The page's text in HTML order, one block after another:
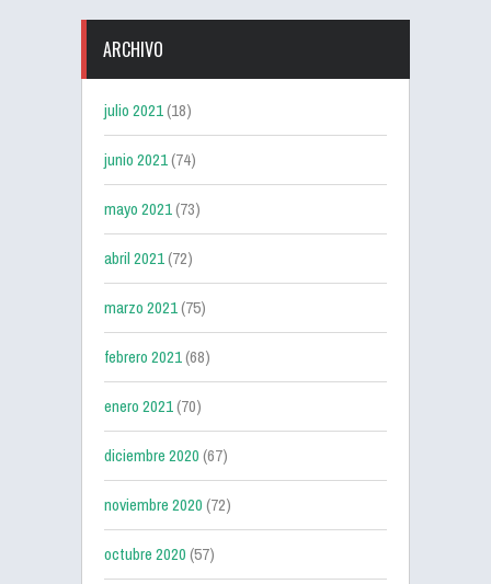
ARCHIVO
julio 2021(18)
junio 2021(74)
mayo 2021(73)
abril 2021(72)
marzo 2021(75)
febrero 2021(68)
enero 2021(70)
diciembre 2020(67)
noviembre 2020(72)
octubre 2020(57)